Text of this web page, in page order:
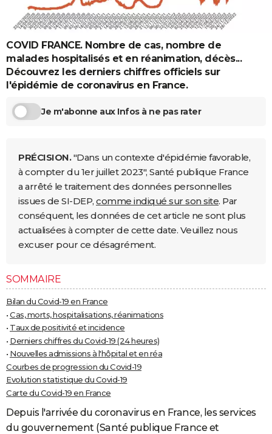
Destinations
City break
Voyage nature
Voyage de noces
Forum
Climat
PHOTO
GUIDES D'ACHAT
BONS PLANS
CARTE DE VOEUX
Carte de Noël
Carte Bonne année
Carte Saint-Valentin
Carte Pâques
Carte d'anniversaire
DICTIONNAIRE
COPAINS D'AVANT
S'inscrire
Se connecter
Lycées
Collèges
Primaires
Universités
Entreprises
Service militaire
Avis de recherche
AVIS DE DÉCÈS
Bricolage
Lifestyle
Culture
Sport
Auto
Television
Voyage
Cinema
COVID FRANCE. Nombre de cas, nombre de
malades hospitalisés et en réanimation, décès...
Découvrez les derniers chiffres officiels sur
l'épidémie de coronavirus en France.
Je m'abonne aux Infos à ne pas rater
PRÉCISION."Dans un contexte d'épidémie favorable,
à compter du 1er juillet 2023", Santé publique France
a arrêté le traitement des données personnelles
issues de SI-DEP, comme indiqué sur son site. Par
conséquent, les données de cet article ne sont plus
actualisées à compter de cette date. Veuillez nous
excuser pour ce désagrément.
SOMMAIRE
Bilan du Covid-19 en France
•Cas, morts, hospitalisations, réanimations
• Taux de positivité et incidence
• Derniers chiffres du Covid-19 (24 heures)
• Nouvelles admissions à l'hôpital et en réa
Courbes de progression du Covid-19
Evolution statistique du Covid-19
Carte du Covid-19 en France
Depuis l'arrivée du coronavirus en France, les services
du gouvernement (Santé publique France et